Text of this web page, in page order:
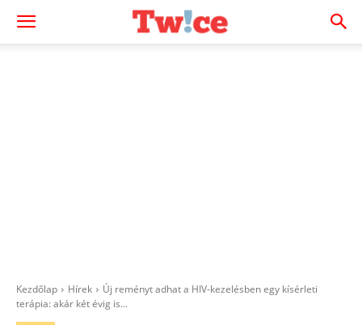
Kezdőlap Hírek
Új reményt adhat a HIV-kezelésben egy kísérleti
terápia: akár két évig is...